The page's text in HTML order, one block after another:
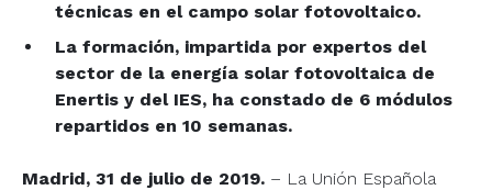
técnicas en el campo solar fotovoltaico.
La formación, impartida por expertos del
sector de la energía solar fotovoltaica de
Enertis y del IES, ha constado de 6 módulos
repartidos en 10 semanas.
Madrid, 31 de julio de 2019. – La Unión Española